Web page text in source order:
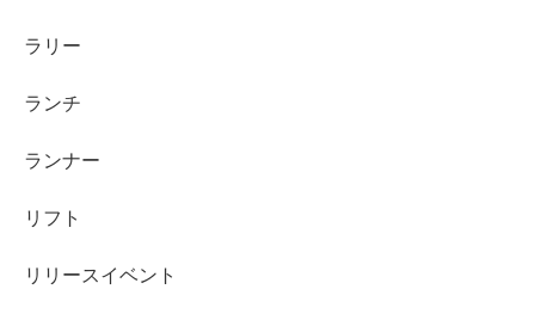
ラリー
ランチ
ランナー
リフト
リリースイベント